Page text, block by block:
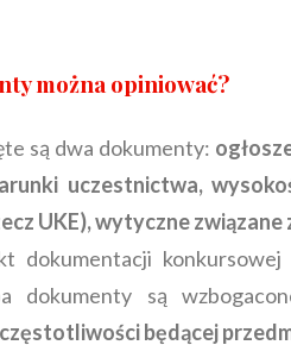
można opiniować?
są dwa dokumenty:
uczestnictwa,
UKE), wytyczne
dokumentacji
dokumenty są
będącej